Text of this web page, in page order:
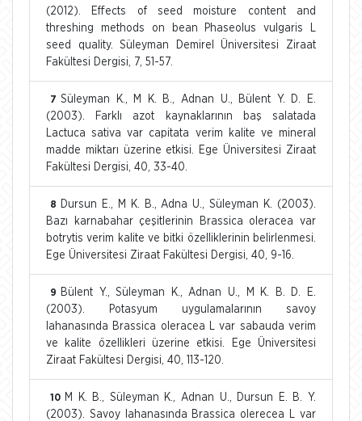
(2012). Effects of seed moisture content and
threshing methods on bean Phaseolus vulgaris L
seed quality. Süleyman Demirel Üniversitesi Ziraat
Fakültesi Dergisi, 7, 51-57.
7 Süleyman K., M K. B., Adnan U., Bülent Y. D. E.
(2003). Farklı azot kaynaklarının baş salatada
Lactuca sativa var capitata verim kalite ve mineral
madde miktarı üzerine etkisi. Ege Üniversitesi Ziraat
Fakültesi Dergisi, 40, 33-40.
8
Dursun E., M K. B., Adna U., Süleyman K. (2003).
Bazı karnabahar çeşitlerinin Brassica oleracea var
botrytis verim kalite ve bitki özelliklerinin belirlenmesi.
Ege Üniversitesi Ziraat Fakültesi Dergisi, 40, 9-16.
9
Bülent Y., Süleyman K., Adnan U., M K. B. D. E.
(2003). Potasyum uygulamalarının savoy
lahanasında Brassica oleracea L var sabauda verim
ve kalite özellikleri üzerine etkisi. Ege Üniversitesi
Ziraat Fakültesi Dergisi, 40, 113-120.
10 M K. B., Süleyman K., Adnan U., Dursun E. B. Y.
(2003). Savoy lahanasında Brassica olerecea L var